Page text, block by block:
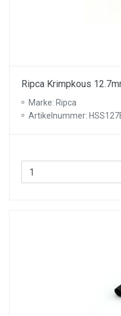
Ripca Krimpkous
Marke: Ripca
Artikelnummer: